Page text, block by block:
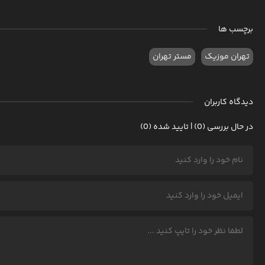
برچسب ها
تهران موزیک مستر تهران
دیدگاه کاربران
در حال بررسی (0) | تایید شده (0)